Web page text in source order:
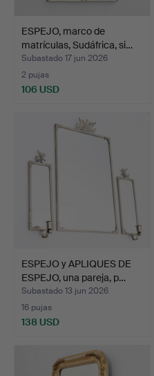
ESPEJO, marco de
matrículas, Sudáfrica, si…
Subastado 17 jun 2026
2 pujas
106 USD
ESPEJO y APLIQUES DE
ESPEJO, una pareja, p…
Subastado 13 jun 2026
16 pujas
138 USD